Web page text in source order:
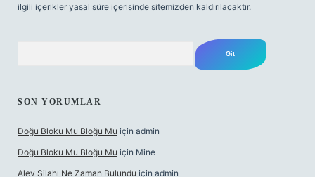
ilgili içerikler yasal süre içerisinde sitemizden kaldırılacaktır.
SON YORUMLAR
Doğu Bloku Mu Bloğu Mu için admin
Doğu Bloku Mu Bloğu Mu için Mine
Alev Silahı Ne Zaman Bulundu için admin